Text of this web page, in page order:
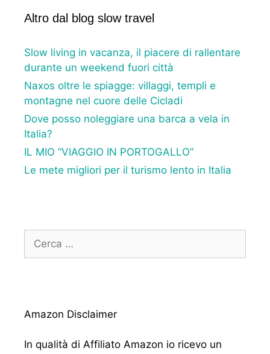
Altro dal blog slow travel
Slow living in vacanza, il piacere di rallentare
durante un weekend fuori città
Naxos oltre le spiagge: villaggi, templi e
montagne nel cuore delle Cicladi
Dove posso noleggiare una barca a vela in
Italia?
IL MIO “VIAGGIO IN PORTOGALLO”
Le mete migliori per il turismo lento in Italia
per:
Amazon Disclaimer
In qualità di Affiliato Amazon io ricevo un